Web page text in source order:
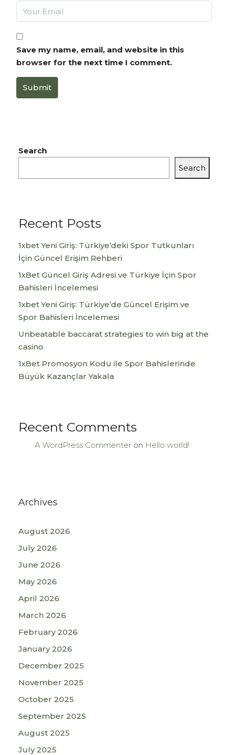
Save my name, email, and website in this
browser for the next time I comment.
Submit
Search
Search
Recent Posts
1xbet Yeni Giriş: Türkiye’deki Spor Tutkunları
İçin Güncel Erişim Rehberi
1xBet Güncel Giriş Adresi ve Türkiye İçin Spor
Bahisleri İncelemesi
1xbet Yeni Giriş: Türkiye’de Güncel Erişim ve
Spor Bahisleri İncelemesi
Unbeatable baccarat strategies to win big at the
casino
1xBet Promosyon Kodu ile Spor Bahislerinde
Büyük Kazançlar Yakala
Recent Comments
A WordPress Commenter on Hello world!
Archives
August 2026
July 2026
June 2026
May 2026
April 2026
March 2026
February 2026
January 2026
December 2025
November 2025
October 2025
September 2025
August 2025
July 2025